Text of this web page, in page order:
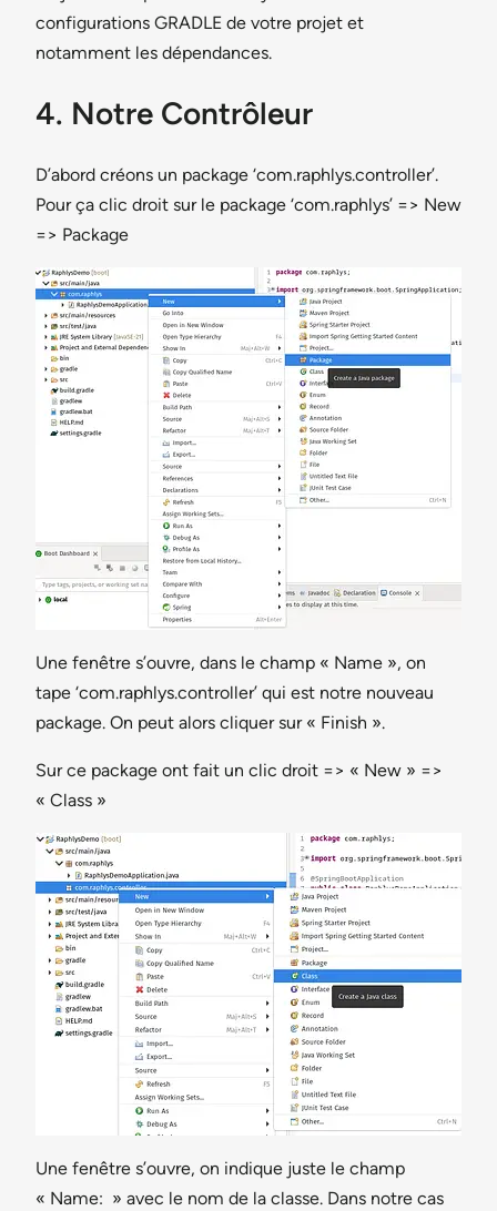
configurations GRADLE de votre projet et
notamment les dépendances.
4. Notre Contrôleur
D’abord créons un package ‘com.raphlys.controller’.
Pour ça clic droit sur le package ‘com.raphlys’ => New
=> Package
Une fenêtre s’ouvre, dans le champ « Name », on
tape ‘com.raphlys.controller’ qui est notre nouveau
package. On peut alors cliquer sur « Finish ».
Sur ce package ont fait un clic droit => « New » =>
« Class »
Une fenêtre s’ouvre, on indique juste le champ
« Name: » avec le nom de la classe. Dans notre cas